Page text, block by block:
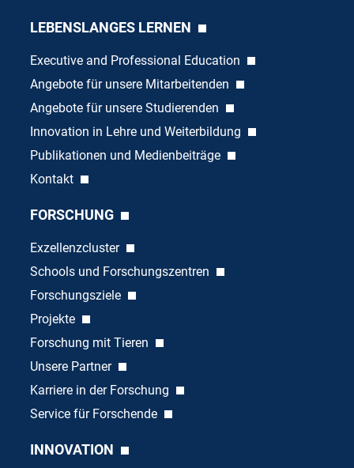
LEBENSLANGES LERNEN
Executive and Professional Education
Angebote für unsere Mitarbeitenden
Angebote für unsere Studierenden
Innovation in Lehre und Weiterbildung
Publikationen und Medienbeiträge
Kontakt
FORSCHUNG
Exzellenzcluster
Schools und Forschungszentren
Forschungsziele
Projekte
Forschung mit Tieren
Unsere Partner
Karriere in der Forschung
Service für Forschende
INNOVATION